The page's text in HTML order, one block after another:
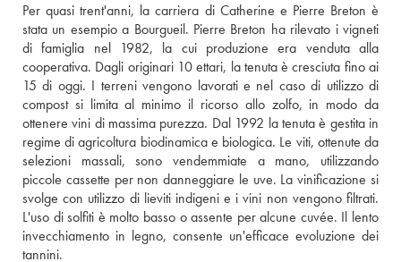
Per quasi trent'anni, la carriera di Catherine e Pierre Breton è
stata un esempio a Bourgueil. Pierre Breton ha rilevato i vigneti
di famiglia nel 1982, la cui produzione era venduta alla
cooperativa. Dagli originari 10 ettari, la tenuta è cresciuta fino ai
15 di oggi. I terreni vengono lavorati e nel caso di utilizzo di
compost si limita al minimo il ricorso allo zolfo, in modo da
ottenere vini di massima purezza. Dal 1992 la tenuta è gestita in
regime di agricoltura biodinamica e biologica. Le viti, ottenute da
selezioni massali, sono vendemmiate a mano, utilizzando
piccole cassette per non danneggiare le uve. La vinificazione si
svolge con utilizzo di lieviti indigeni e i vini non vengono filtrati.
L'uso di solfiti è molto basso o assente per alcune cuvée. Il lento
invecchiamento in legno, consente un'efficace evoluzione dei
tannini.